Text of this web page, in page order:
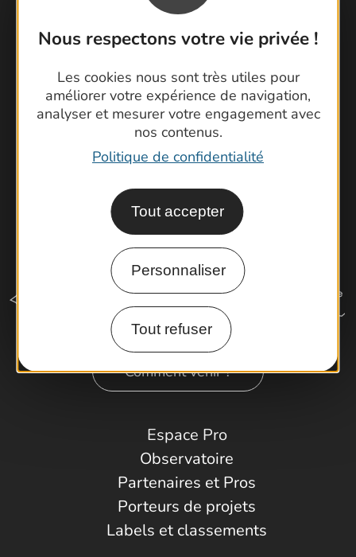
Nous respectons votre vie privée !
Les cookies nous sont très utiles pour
améliorer votre expérience de navigation,
analyser et mesurer votre engagement avec
nos contenus.
Politique de confidentialité
Tout accepter
Personnaliser
Tout refuser
Contactez-nous !
Foire aux questions
Cartoguides et Topoguides
Latitude Gard
Comment venir ?
Espace Pro
Observatoire
Partenaires et Pros
Porteurs de projets
Labels et classements